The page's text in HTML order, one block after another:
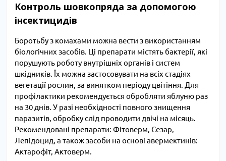
Контроль шовкопряда за допомогою
інсектицидів
Боротьбу з комахами можна вести з використанням
біологічних засобів. Ці препарати містять бактерії, які
порушують роботу внутрішніх органів і систем
шкідників. Їх можна застосовувати на всіх стадіях
вегетації рослин, за винятком періоду цвітіння. Для
профілактики рекомендується обробляти яблуню раз
на 30 днів. У разі необхідності повного знищення
паразитів, обробку слід проводити двічі на місяць.
Рекомендовані препарати: Фітоверм, Сезар,
Лепідоцид, а також засоби на основі авермектинів:
Актарофіт, Актоверм.